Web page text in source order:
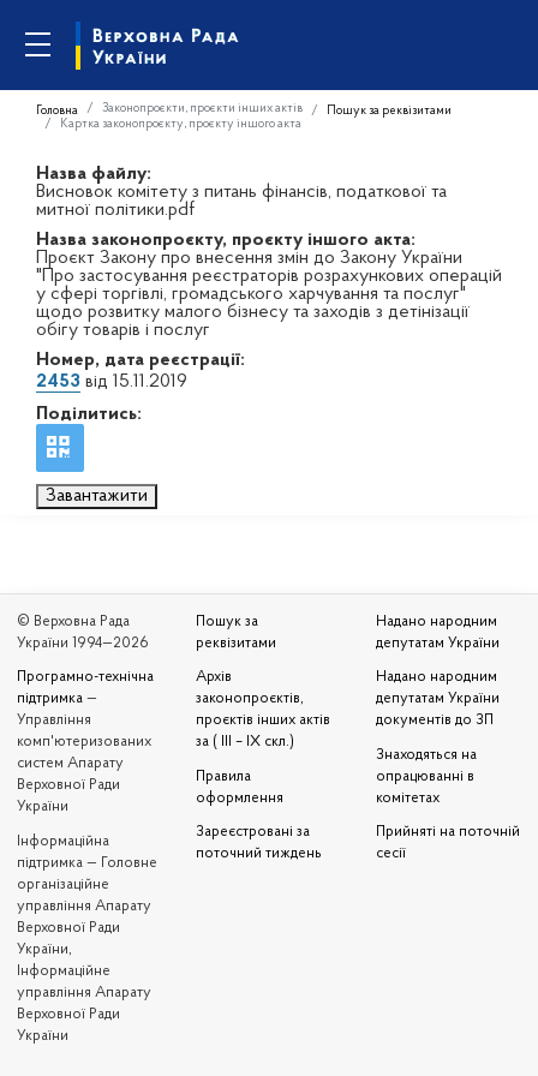
Головна Законопроєкти, проєкти інших актів
Пошук за реквізитами
Картка законопроєкту, проєкту іншого акта
Назва файлу:
Висновок комітету з питань фінансів, податкової та
митної політики.pdf
Назва законопроєкту, проєкту іншого акта:
Проєкт Закону про внесення змін до Закону України
"Про застосування реєстраторів розрахункових операцій
у сфері торгівлі, громадського харчування та послуг"
щодо розвитку малого бізнесу та заходів з детінізації
обігу товарів і послуг
Номер, дата реєстрації:
2453 від 15.11.2019
Поділитись:
Завантажити
© Верховна Рада
України 1994—2026
Програмно-технічна
підтримка —
Управління
комп'ютеризованих
систем Апарату
Верховної Ради
України
Iнформаційна
підтримка — Головне
організаційне
управління Апарату
Верховної Ради
України,
Інформаційне
управління Апарату
Верховної Ради
України
Пошук за
реквізитами
Архів
законопроєктів,
проєктів інших актів
за ( III – IX скл.)
Правила
оформлення
Зареєстровані за
поточний тиждень
Надано народним
депутатам України
Надано народним
депутатам України
документів до ЗП
Знаходяться на
опрацюванні в
комітетах
Прийняті на поточній
сесії